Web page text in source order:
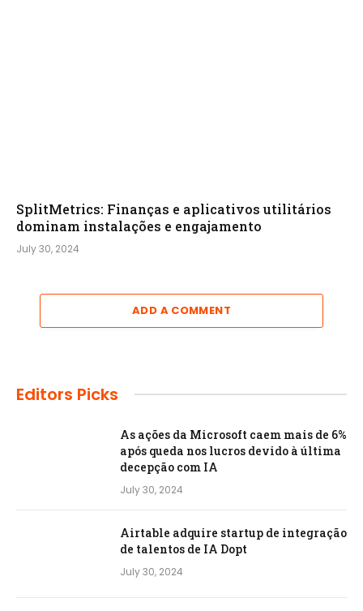
SplitMetrics: Finanças e aplicativos utilitários
dominam instalações e engajamento
July 30, 2024
ADD A COMMENT
Editors Picks
As ações da Microsoft caem mais de 6%
após queda nos lucros devido à última
decepção com IA
July 30, 2024
Airtable adquire startup de integração
de talentos de IA Dopt
July 30, 2024